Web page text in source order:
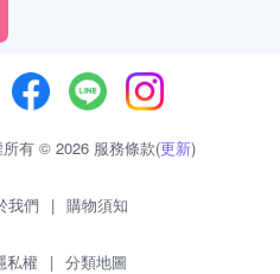
有 © 2026 服務條款(更新)
我們 | 購物須知
私權 | 分類地圖